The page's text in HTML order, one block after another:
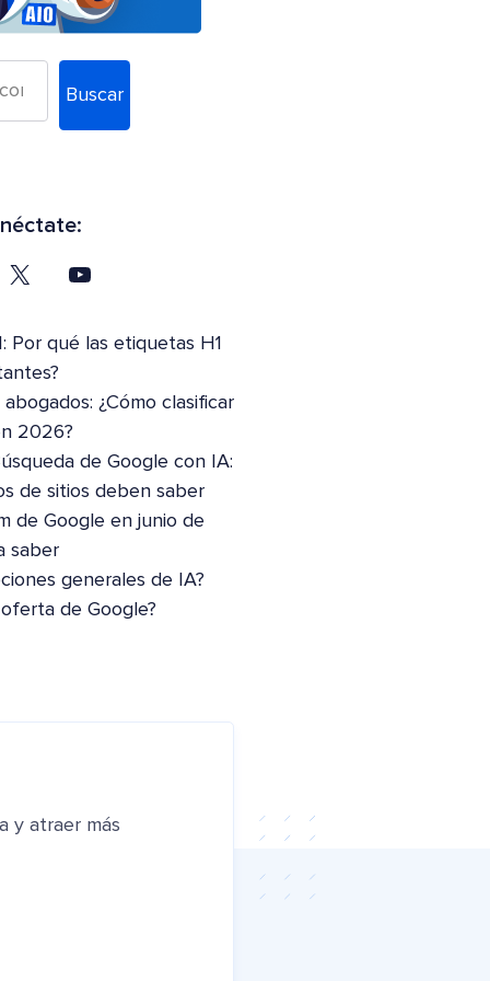
Buscar
Por qué las etiquetas H1
¿Cómo clasificar
2026?
de Google con IA:
de sitios deben saber
de Google en junio de
saber
generales de IA?
de Google?
y atraer más